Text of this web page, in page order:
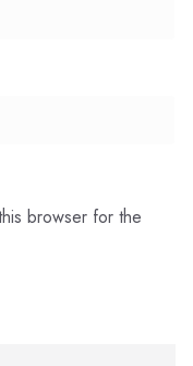
browser for the